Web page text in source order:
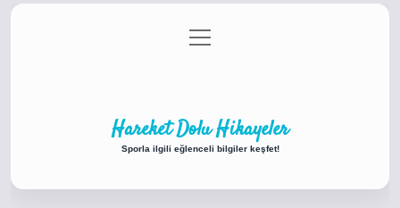
Gizlilik Politikası
menüyü
aç
Hareket Dolu Hikayeler
Sporla ilgili eğlenceli bilgiler keşfet!